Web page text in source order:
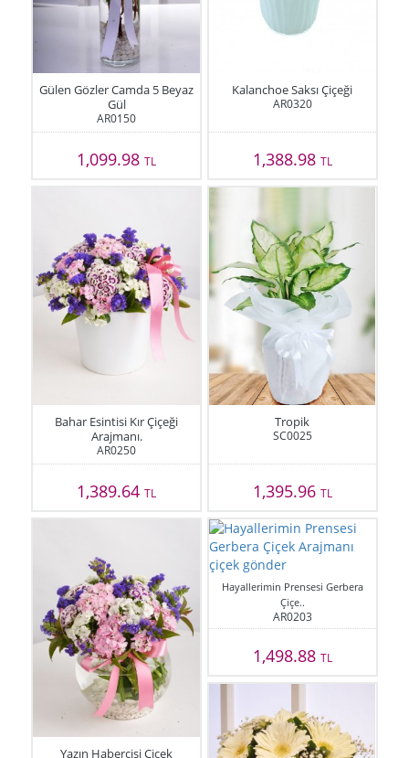
Gülen Gözler Camda 5 Beyaz
Gül
AR0150
1,099.98TL
Kalanchoe Saksı Çiçeği
AR0320
1,388.98 TL
Bahar Esintisi Kır Çiçeği
Arajmanı.
AR0250
1,389.64TL
Tropik
SC0025
1,395.96 TL
Yazın Habercisi Çiçek
Hayallerimin Prensesi Gerbera
Çiçe..
AR0203
1,498.88 TL